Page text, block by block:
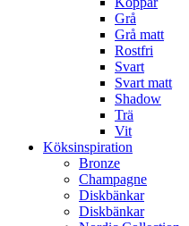
Grå
Grå matt
Rostfri
Svart
Svart matt
Shadow
Trä
Vit
Köksinspiration
Bronze
Champagne
Diskbänkar
Diskbänkar